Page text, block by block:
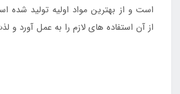
است و از بهترین مواد اولیه تولید
از آن استفاده های لازم را به عمل آورد و